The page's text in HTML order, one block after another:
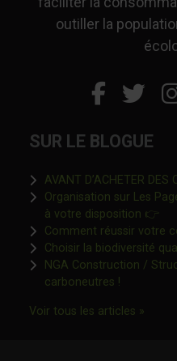
outiller la
Ce
SUR LE BLOGUE
AVANT D’ACHETER DES
Organisation sur Les
à votre disposition 👉Ce
Comment réussir votre
Choisir la biodiversité
NGA Construction /
carboneutres !Ce lien
Voir tous les articles »Ce